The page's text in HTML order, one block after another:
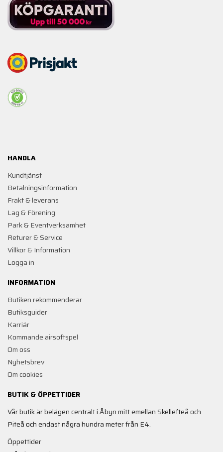
HANDLA
Kundtjänst
Betalningsinformation
Frakt & leverans
Lag & Förening
Park & Eventverksamhet
Returer & Service
Villkor & Information
Logga in
INFORMATION
Butiken rekommenderar
Butiksguider
Karriär
Kommande airsoftspel
Om oss
Nyhetsbrev
Om cookies
BUTIK & ÖPPETTIDER
Vår butik är belägen centralt i Åbyn mitt emellan Skellefteå och
Piteå och endast några hundra meter från E4.
Öppettider